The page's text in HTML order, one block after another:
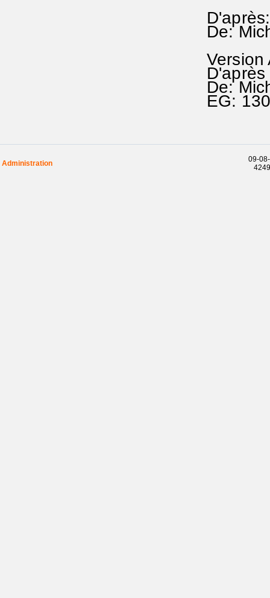
De:
Version
De:
EG:
Administration
09-